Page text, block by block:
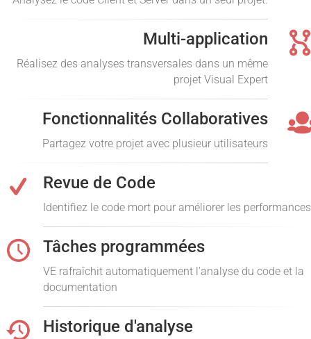
Multi-application
Réalisez des analyses transversales dans un même
projet Visual Expert
Fonctionnalités Collaboratives
Partagez votre projet avec plusieur utilisateurs
Revue de Code
Identifiez le code mort pour améliorer les performances
Tâches programmées
VE rafraîchit automatiquement l'analyse du code et la
documentation
Historique d'analyse